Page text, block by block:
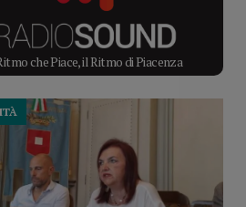
che Piace, il Ritmo di Piacenza